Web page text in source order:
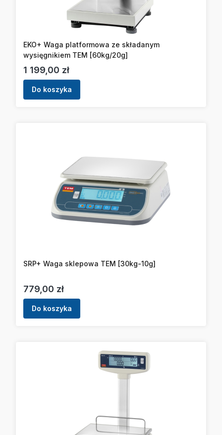
EKO+ Waga platformowa ze składanym
wysięgnikiem TEM [60kg/20g]
Cena
1 199,00 zł
Do koszyka
SRP+ Waga sklepowa TEM [30kg-10g]
Cena
779,00 zł
Do koszyka